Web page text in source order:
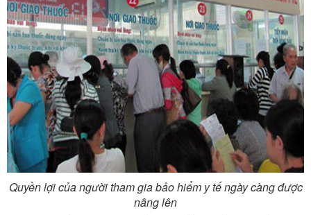
Quyền lợi của người tham gia bảo hiểm y tế ngày càng được
nâng lên